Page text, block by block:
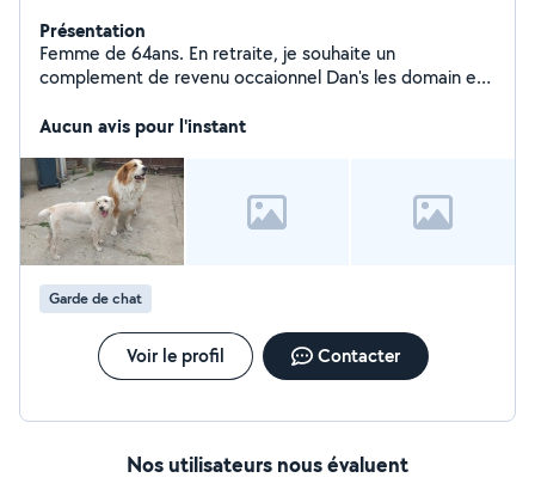
Présentation
Femme de 64ans. En retraite, je souhaite un
complement de revenu occaionnel Dan's les domain es
Aucun avis pour l'instant
Garde de chat
Voir le profil Contacter
Nos utilisateurs nous évaluent